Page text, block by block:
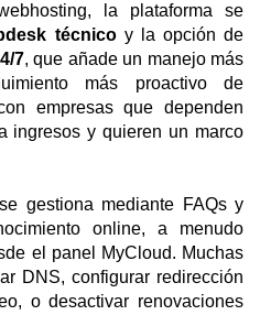
la plataforma se
técnicoy la opción de
7, que añade un manejo más
más proactivo de
empresas que dependen
ingresos y quieren un marco
gestiona mediante FAQs y
online, a menudo
el panel MyCloud. Muchas
DNS, configurar redirección
o desactivar renovaciones